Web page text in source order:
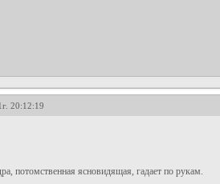
20:12:19
потомственная ясновидящая, гадает по рукам.